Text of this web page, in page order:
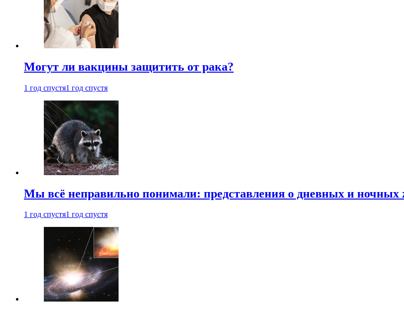
Могут ли вакцины защитить от рака?
1 год спустя1 год спустя
Мы всё неправильно понимали: представления о дневных и ночных
1 год спустя1 год спустя